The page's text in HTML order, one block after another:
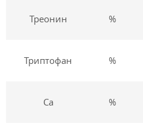
Треонин %
Триптофан %
Са %